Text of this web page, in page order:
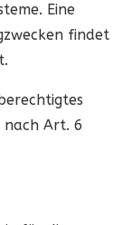
Eine
findet
nach Art. 6